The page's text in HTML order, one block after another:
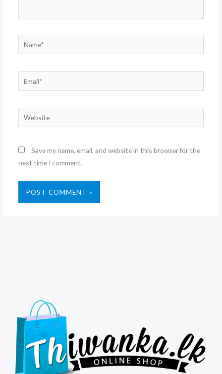
Name*
Website
Save my name, email, and website in this browser for the
next time I comment.